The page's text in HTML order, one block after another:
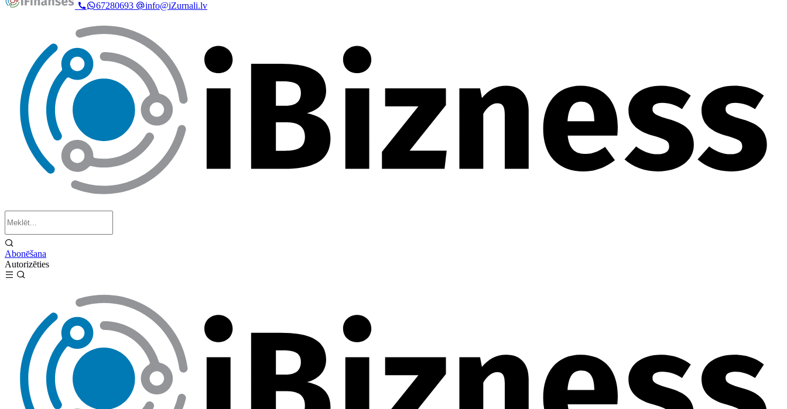
67280693
info@iZurnali.lv
Abonēšana
Autorizēties